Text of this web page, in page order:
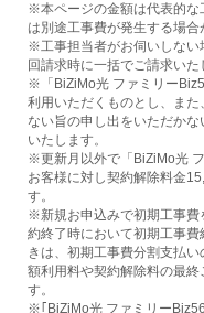
※本ページの金額は代表的な
は別途工事費が発生する場合
※工事担当者がお伺いしない
回請求時に一括でご請求いた
※「BiZiMo光 ファミリー
利用いただくものとし、ま
ない旨の申し出をいただか
いたします。
※更新月以外で「BiZiMo光
お客様に対し契約解除料金
す。
※新規お申込みで初期工事費
約終了時において初期工事
きは、初期工事費分割支払
額利用料や契約解除料の最
す。
※｢BiZiMo光 ファミリー